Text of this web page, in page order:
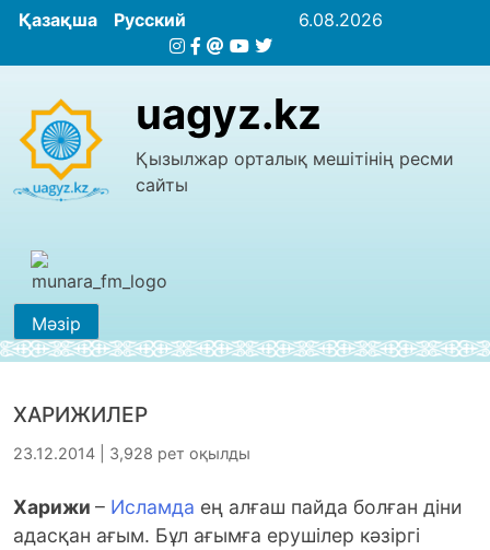
Қазақша Русский 6.08.2026
uagyz.kz
Қызылжар орталық мешітінің ресми
сайты
Мәзір
ХАРИЖИЛЕР
23.12.2014 | 3,928 рет оқылды
Харижи – Исламда ең алғаш пайда болған діни
адасқан ағым. Бұл ағымға ерушілер кәзіргі